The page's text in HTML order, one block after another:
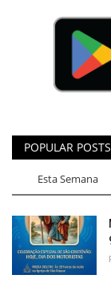
POPULAR POSTS
Esta Semana